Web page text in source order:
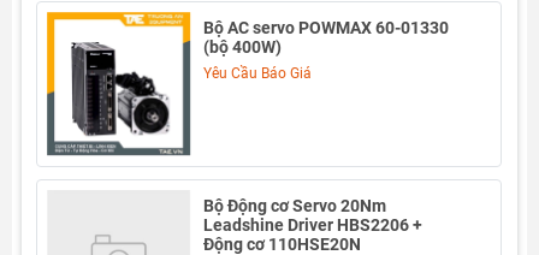
Bộ AC servo POWMAX 60-01330
(bộ 400W)
Yêu Cầu Báo Giá
Bộ Động cơ Servo 20Nm
Leadshine Driver HBS2206 +
Động cơ 110HSE20N